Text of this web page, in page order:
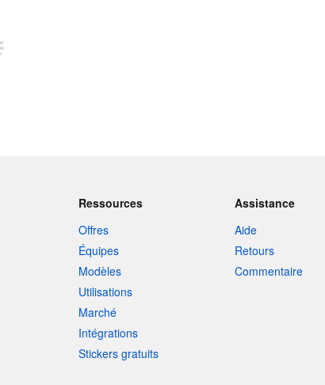
Ressources
Offres
Équipes
Modèles
Utilisations
Marché
Intégrations
Stickers gratuits
Assistance
Aide
Retours
Commentaire